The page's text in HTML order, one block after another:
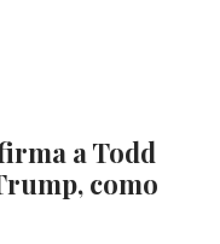
a Todd
como